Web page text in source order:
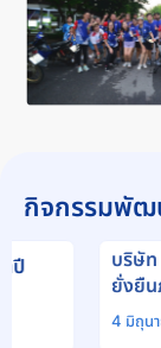
กิจกรรมพัฒ
บริษัท ไทย
ยั่งยืนภายใ
4 มิถุนายน